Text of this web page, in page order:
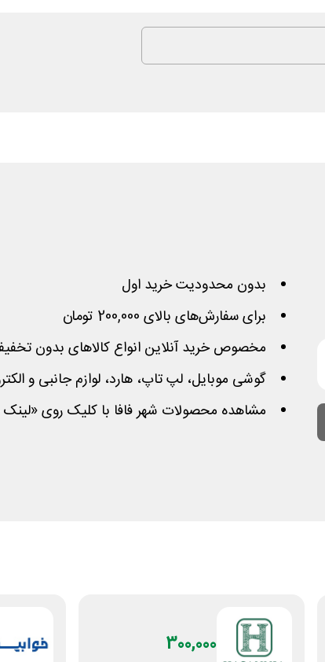
بدون محدودیت خرید اول
برای سفارش‌های بالای 200,000 تومان
مخصوص خرید آنلاین انواع کالاهای بدون
گوشی موبایل، لپ تاپ، هارد، لوازم جانبی و
مشاهده محصولات شهر فافا با کلیک روی
300,000